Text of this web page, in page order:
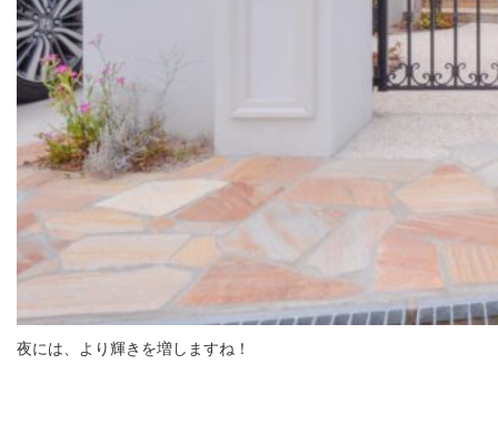
夜には、より輝きを増しますね！